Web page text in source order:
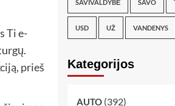
Ti e-
prieš
SAVIVALDYBĖ SAVO
USD UŽ VANDENYS
Kategorijos
AUTO(392)